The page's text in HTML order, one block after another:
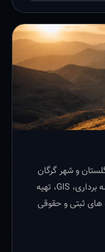
۱۳۸۹ در استان گلستان و شهر گرگان
فعالیت خود را آغاز کرده و در حوزه های نقشه برداری، GIS، تهیه
های ثبتی و حقوقی